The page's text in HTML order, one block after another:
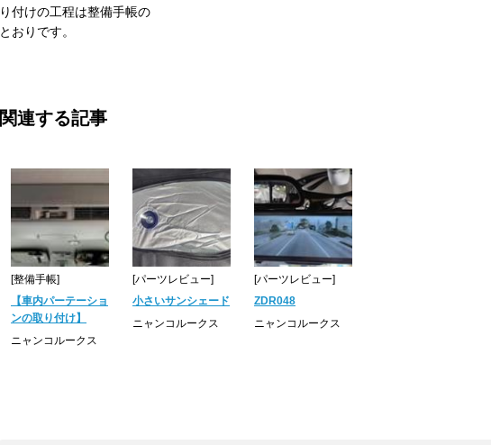
り付けの工程は整備手帳の
とおりです。
関連する記事
[整備手帳]
【車内パーテーショ
ンの取り付け】
ニャンコルークス
[パーツレビュー]
小さいサンシェード
ニャンコルークス
[パーツレビュー]
ZDR048
ニャンコルークス